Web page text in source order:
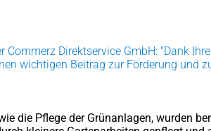
Direktservice GmbH: "Dank
wichtigen Beitrag zur Förderung und
die Pflege der Grünanlagen, wurden